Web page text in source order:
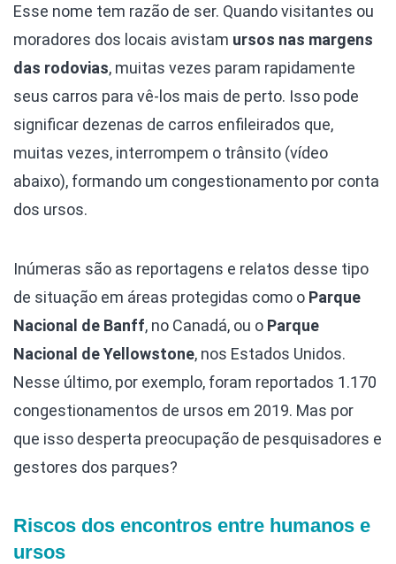
Esse nome tem razão de ser. Quando visitantes ou
moradores dos locais avistam ursos nas margens
das rodovias, muitas vezes param rapidamente
seus carros para vê-los mais de perto. Isso pode
significar dezenas de carros enfileirados que,
muitas vezes, interrompem o trânsito (vídeo
abaixo), formando um congestionamento por conta
dos ursos.
Inúmeras são as reportagens e relatos desse tipo
de situação em áreas protegidas como o Parque
Nacional de Banff, no Canadá, ou o Parque
Nacional de Yellowstone, nos Estados Unidos.
Nesse último, por exemplo, foram reportados 1.170
congestionamentos de ursos em 2019. Mas por
que isso desperta preocupação de pesquisadores e
gestores dos parques?
Riscos dos encontros entre humanos e
ursos